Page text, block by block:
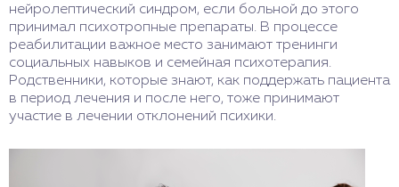
нейролептический синдром, если больной до этого
принимал психотропные препараты. В процессе
реабилитации важное место занимают тренинги
социальных навыков и семейная психотерапия.
Родственники, которые знают, как поддержать пациента
в период лечения и после него, тоже принимают
участие в лечении отклонений психики.